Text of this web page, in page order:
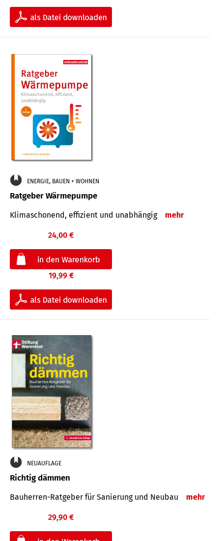
ENERGIE, BAUEN + WOHNEN
Ratgeber Wärmepumpe
Klimaschonend, effizient und unabhängig mehr
24,00 €
19,99 €
NEUAUFLAGE
Richtig dämmen
Bauherren-Ratgeber für Sanierung und Neubau mehr
29,90 €